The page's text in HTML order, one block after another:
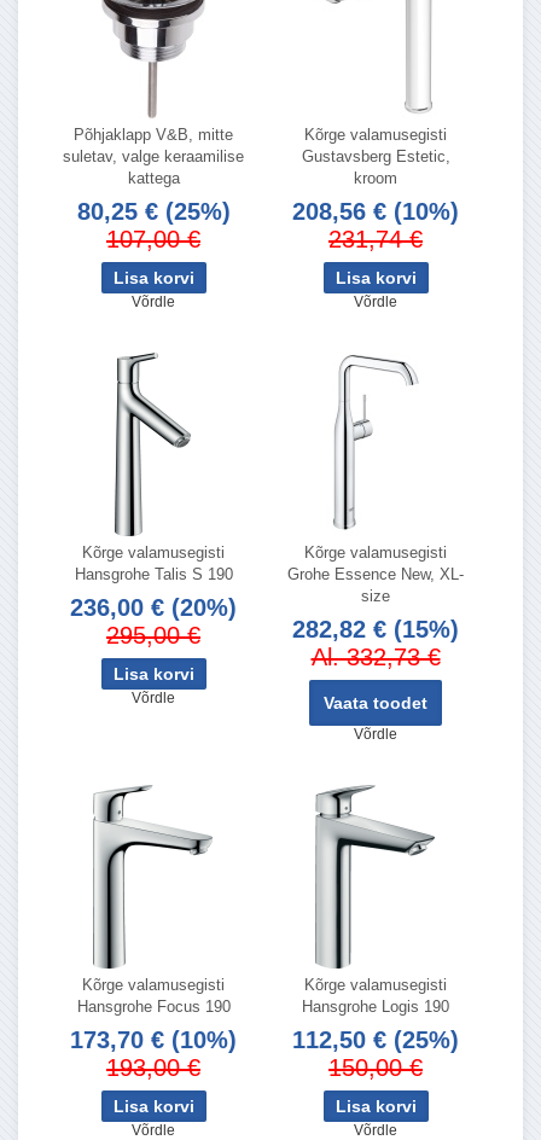
Põhjaklapp V&B, mitte
suletav, valge keraamilise
kattega
80,25 € (25%)
107,00 €
Võrdle
Kõrge valamusegisti
Gustavsberg Estetic,
kroom
208,56 € (10%)
231,74 €
Võrdle
Kõrge valamusegisti
Hansgrohe Talis S 190
236,00 € (20%)
295,00 €
Võrdle
Kõrge valamusegisti
Grohe Essence New, XL-
size
282,82 € (15%)
Al. 332,73 €
Vaata toodet
Võrdle
Kõrge valamusegisti
Hansgrohe Focus 190
173,70 € (10%)
193,00 €
Võrdle
Kõrge valamusegisti
Hansgrohe Logis 190
112,50 € (25%)
150,00 €
Võrdle